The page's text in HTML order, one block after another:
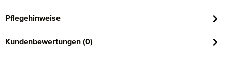
Pflegehinweise
Kundenbewertungen (0)